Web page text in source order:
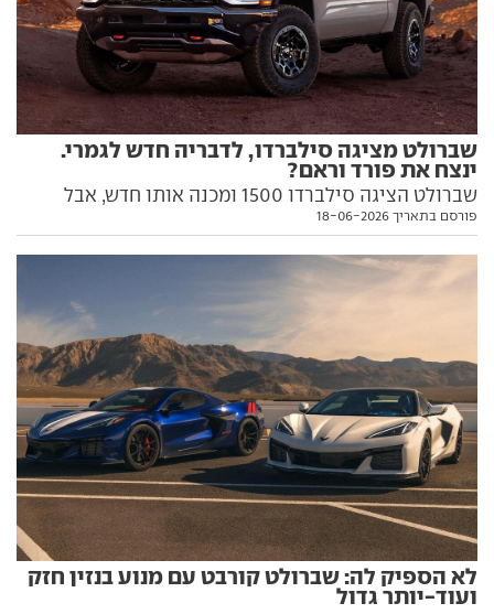
שברולט מציגה סילברדו, לדבריה חדש לגמרי.
ינצח את פורד וראם?
שברולט הציגה סילברדו 1500 ומכנה אותו חדש, אבל
מתחת למראה העדכני הוא כמעט זהה לדגם המוחלף. הנה
פורסם בתאריך 18-06-2026
לא הספיק לה: שברולט קורבט עם מנוע בנזין חזק
ועוד-יותר גדול